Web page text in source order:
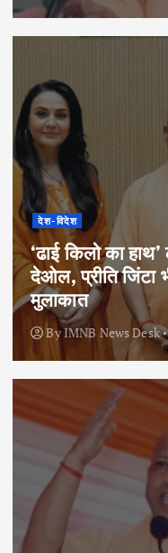
देश-विदेश
‘ढाई किलो का
देओल, प्रीति जिंटा
मुलाकात
ByIMNB News Desk